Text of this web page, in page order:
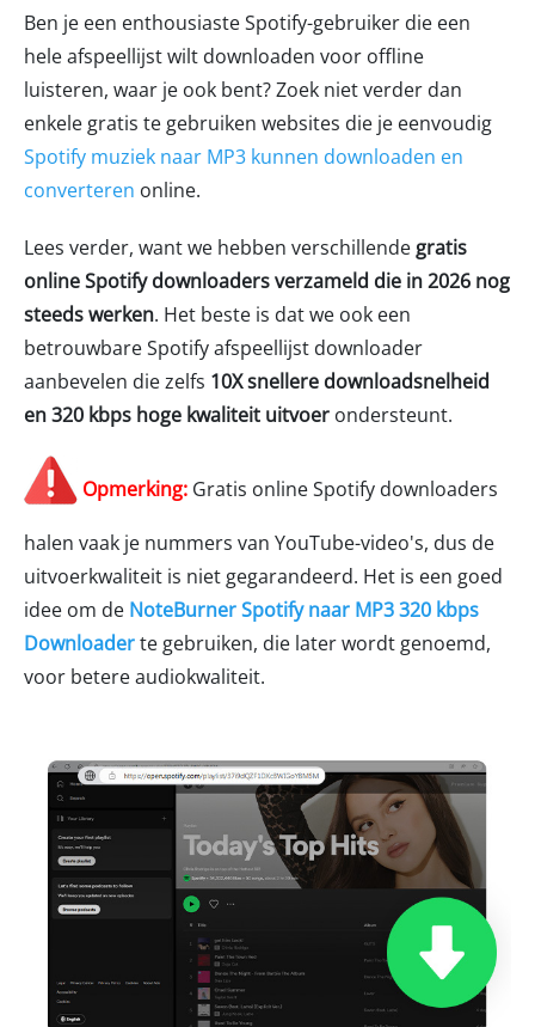
Ben je een enthousiaste Spotify-gebruiker die een
hele afspeellijst wilt downloaden voor offline
luisteren, waar je ook bent? Zoek niet verder dan
enkele gratis te gebruiken websites die je eenvoudig
Spotify muziek naar MP3 kunnen downloaden en
converteren online.
Lees verder, want we hebben verschillende gratis
online Spotify downloaders verzameld die in 2026 nog
steeds werken. Het beste is dat we ook een
betrouwbare Spotify afspeellijst downloader
aanbevelen die zelfs 10X snellere downloadsnelheid
en 320 kbps hoge kwaliteit uitvoer ondersteunt.
Opmerking: Gratis online Spotify downloaders
halen vaak je nummers van YouTube-video's, dus de
uitvoerkwaliteit is niet gegarandeerd. Het is een goed
idee om de NoteBurner Spotify naar MP3 320 kbps
Downloaderte gebruiken, die later wordt genoemd,
voor betere audiokwaliteit.